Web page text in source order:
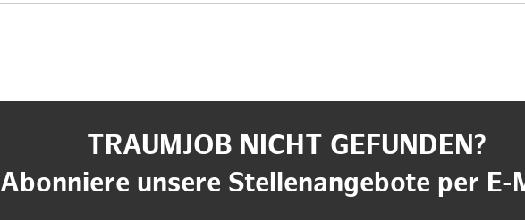
TRAUMJOB NICHT GEFUNDEN?
Abonniere unsere Stellenangebote per E-